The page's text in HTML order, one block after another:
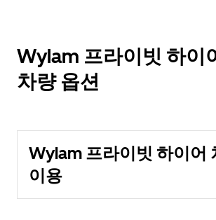
Wylam 프라이빗 하이
차량 옵션
Wylam 프라이빗 하이어
이용